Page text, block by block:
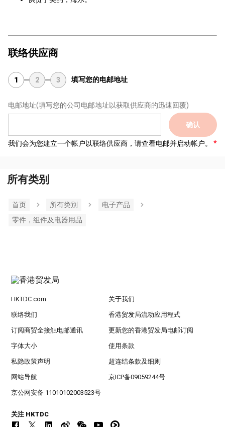
联络供应商
1 2 3 填写您的电邮地址
电邮地址(填写您的公司电邮地址以获取供应商的迅速回覆)
确认
我们会为您建立一个帐户以联络供应商，请查看电邮并启动帐户。
所有类别
首页 所有类別
电子产品
零件，组件及电器用品
HKTDC.com 关于我们
联络我们 香港贸发局流动应用程式
订阅商贸全接触电邮通讯 更新您的香港贸发局电邮订阅
字体大小 使用条款
私隐政策声明 超连结条款及细则
网站导航 京ICP备09059244号
京公网安备 11010102003523号
关注 HKTDC